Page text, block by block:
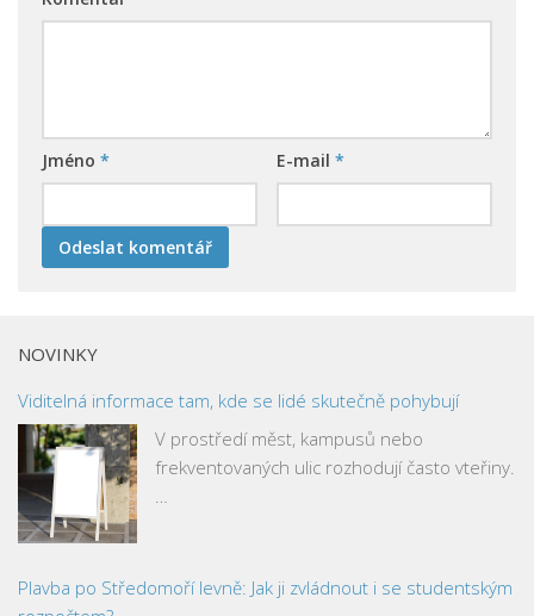
Jméno * E-mail *
NOVINKY
Viditelná informace tam, kde se lidé skutečně pohybují
V prostředí měst, kampusů nebo
frekventovaných ulic rozhodují často vteřiny.
Plavba po Středomoří levně: Jak ji zvládnout i se studentským